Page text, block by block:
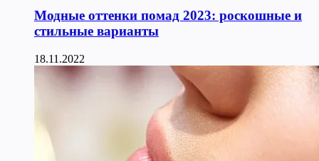
Модные оттенки помад 2023: роскошные и
стильные варианты
18.11.2022